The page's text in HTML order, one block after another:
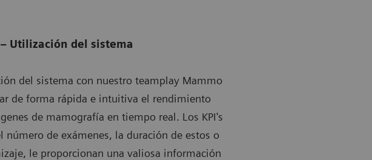
Utilización del sistema
del sistema con nuestro teamplay Mammo
de forma rápida e intuitiva el rendimiento
de mamografía en tiempo real. Los KPI's
de exámenes, la duración de estos o
le proporcionan una valiosa información